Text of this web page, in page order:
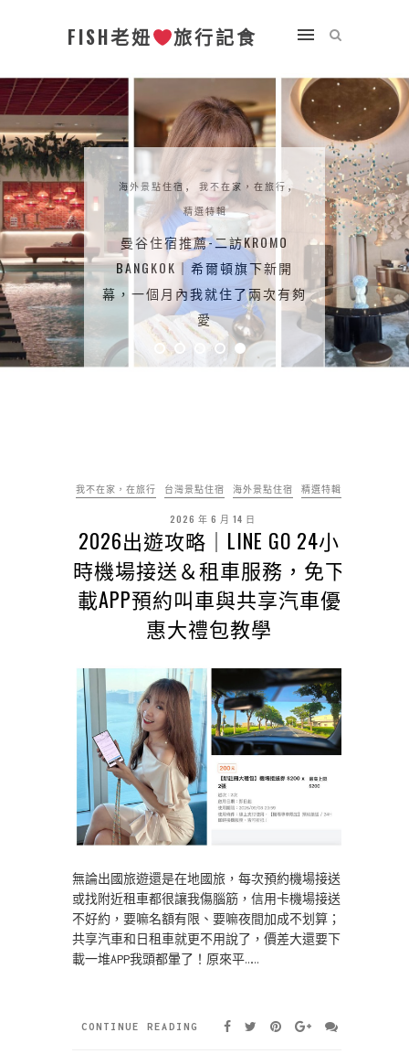
FISH老妞 旅行記食
海外景點住宿 , 我不在家，在旅行 ,
精選特輯
曼谷住宿推薦-二訪KROMO
BANGKOK｜希爾頓旗下新開
幕，一個月內我就住了兩次有夠
愛
我不在家，在旅行 台灣景點住宿 海外景點住宿 精選特輯
2026 年 6 月 14 日
2026出遊攻略｜LINE GO 24小
時機場接送＆租車服務，免下
載APP預約叫車與共享汽車優
惠大禮包教學
無論出國旅遊還是在地國旅，每次預約機場接送
或找附近租車都很讓我傷腦筋，信用卡機場接送
不好約，要嘛名額有限、要嘛夜間加成不划算；
共享汽車和日租車就更不用說了，價差大還要下
載一堆APP我頭都暈了！原來平……
CONTINUE READING